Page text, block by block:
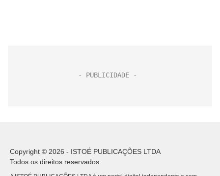
Copyright © 2026 - ISTOÉ PUBLICAÇÕES LTDA
Todos os direitos reservados.